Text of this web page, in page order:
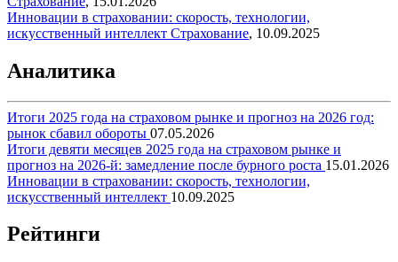
Инновации в страховании: скорость, технологии,
искусственный интеллект Страхование, 10.09.2025
Аналитика
Итоги 2025 года на страховом рынке и прогноз на 2026 год:
рынок сбавил обороты 07.05.2026
Итоги девяти месяцев 2025 года на страховом рынке и
прогноз на 2026-й: замедление после бурного роста 15.01.2026
Инновации в страховании: скорость, технологии,
искусственный интеллект 10.09.2025
Рейтинги